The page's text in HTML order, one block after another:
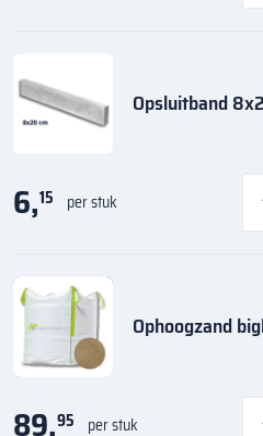
Opsluitband
6,15 per stuk
Ophoogzand
89,95 per stuk